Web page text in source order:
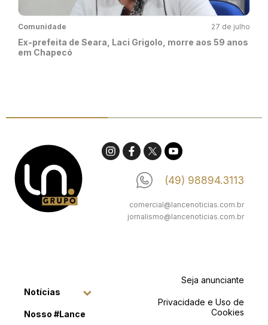
Comunidade 27 de julho
Ex-prefeita de Seara, Laci Grigolo, morre aos 59 anos
em Chapecó
(49) 98894.3113
comercial@lancenoticias.com.br
jornalismo@lancenoticias.com.br
Notícias
Nosso #Lance
Seja anunciante
Privacidade e Uso de
Cookies